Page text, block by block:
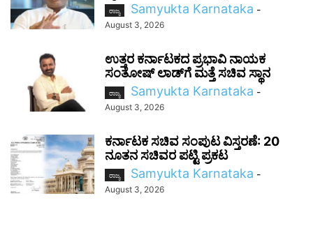
ರಾಜ್ಯ Samyukta Karnataka -
August 3, 2026
ಉತ್ತರ ಕರ್ನಾಟಕದ ಪ್ರಭಾವಿ ನಾಯಕ
ಸಂತೋಷ್‌ ಲಾಡ್‌ಗೆ ಮತ್ತೆ ಸಚಿವ ಸ್ಥಾನ
ರಾಜ್ಯ Samyukta Karnataka -
August 3, 2026
ಕರ್ನಾಟಕ ಸಚಿವ ಸಂಪುಟ ವಿಸ್ತರಣೆ: 20
ನೂತನ ಸಚಿವರ ಪಟ್ಟಿ ಪ್ರಕಟ
ರಾಜ್ಯ Samyukta Karnataka -
August 3, 2026